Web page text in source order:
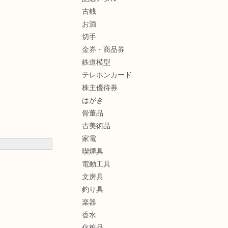
古銭
お酒
切手
金券・商品券
鉄道模型
テレホンカード
株主優待券
はがき
骨董品
古美術品
家電
喫煙具
電動工具
文房具
釣り具
楽器
香水